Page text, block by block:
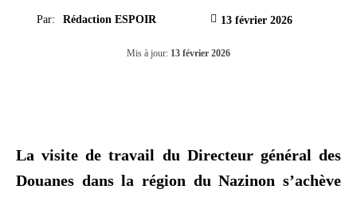
Par: Rédaction ESPOIR 13 février 2026
Mis à jour: 13 février 2026
La visite de travail du Directeur général des
Douanes dans la région du Nazinon s’achève